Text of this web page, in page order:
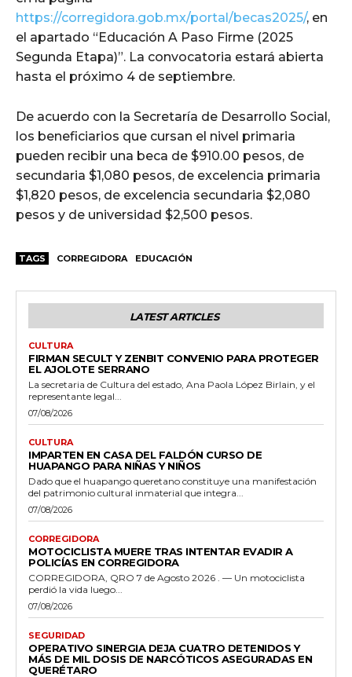
https://corregidora.gob.mx/portal/becas2025/, en
el apartado “Educación A Paso Firme (2025
Segunda Etapa)”. La convocatoria estará abierta
hasta el próximo 4 de septiembre.
De acuerdo con la Secretaría de Desarrollo Social,
los beneficiarios que cursan el nivel primaria
pueden recibir una beca de $910.00 pesos, de
secundaria $1,080 pesos, de excelencia primaria
$1,820 pesos, de excelencia secundaria $2,080
pesos y de universidad $2,500 pesos.
TAGS CORREGIDORA EDUCACIÓN
LATEST ARTICLES
CULTURA
FIRMAN SECULT Y ZENBIT CONVENIO PARA PROTEGER
EL AJOLOTE SERRANO
La secretaria de Cultura del estado, Ana Paola López Birlain, y el
representante legal...
07/08/2026
CULTURA
IMPARTEN EN CASA DEL FALDÓN CURSO DE
HUAPANGO PARA NIÑAS Y NIÑOS
Dado que el huapango queretano constituye una manifestación
del patrimonio cultural inmaterial que integra...
07/08/2026
CORREGIDORA
MOTOCICLISTA MUERE TRAS INTENTAR EVADIR A
POLICÍAS EN CORREGIDORA
CORREGIDORA, QRO 7 de Agosto 2026 . — Un motociclista
perdió la vida luego...
07/08/2026
SEGURIDAD
OPERATIVO SINERGIA DEJA CUATRO DETENIDOS Y
MÁS DE MIL DOSIS DE NARCÓTICOS ASEGURADAS EN
QUERÉTARO